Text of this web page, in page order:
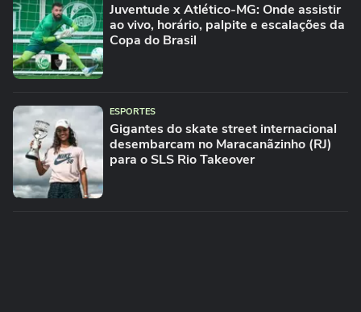
Juventude x Atlético-MG: Onde assistir
ao vivo, horário, palpite e escalações da
Copa do Brasil
ESPORTES
Gigantes do skate street internacional
desembarcam no Maracanãzinho (RJ)
para o SLS Rio Takeover